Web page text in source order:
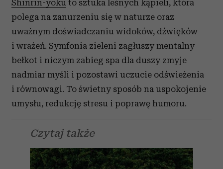
Shinrin-yoku to sztuka leśnych kąpieli, która
polega na zanurzeniu się w naturze oraz
uważnym doświadczaniu widoków, dźwięków
i wrażeń. Symfonia zieleni zagłuszy mentalny
bełkot i niczym zabieg spa dla duszy zmyje
nadmiar myśli i pozostawi uczucie odświeżenia
i równowagi. To świetny sposób na uspokojenie
umysłu, redukcję stresu i poprawę humoru.
Czytaj także